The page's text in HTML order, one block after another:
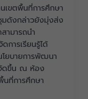
ขตพื้นที่การศึกษา
มดังกล่าวยังมุ่งส่ง
ามารถนำ
ดการเรียนรู้ได้
ยบายการพัฒนา
ดขึ้น ณ ห้อง
นที่การศึกษา